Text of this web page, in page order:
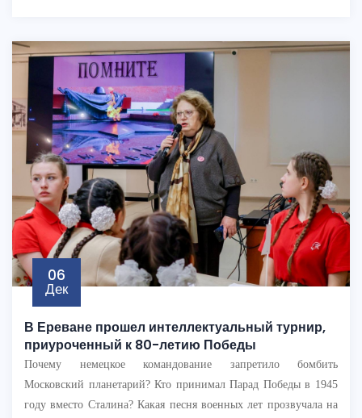
06
Дек
В Ереване прошел интеллектуальный турнир,
приуроченный к 80-летию Победы
Почему немецкое командование запретило бомбить
Московский планетарий? Кто принимал Парад Победы в 1945
году вместо Сталина? Какая песня военных лет прозвучала на